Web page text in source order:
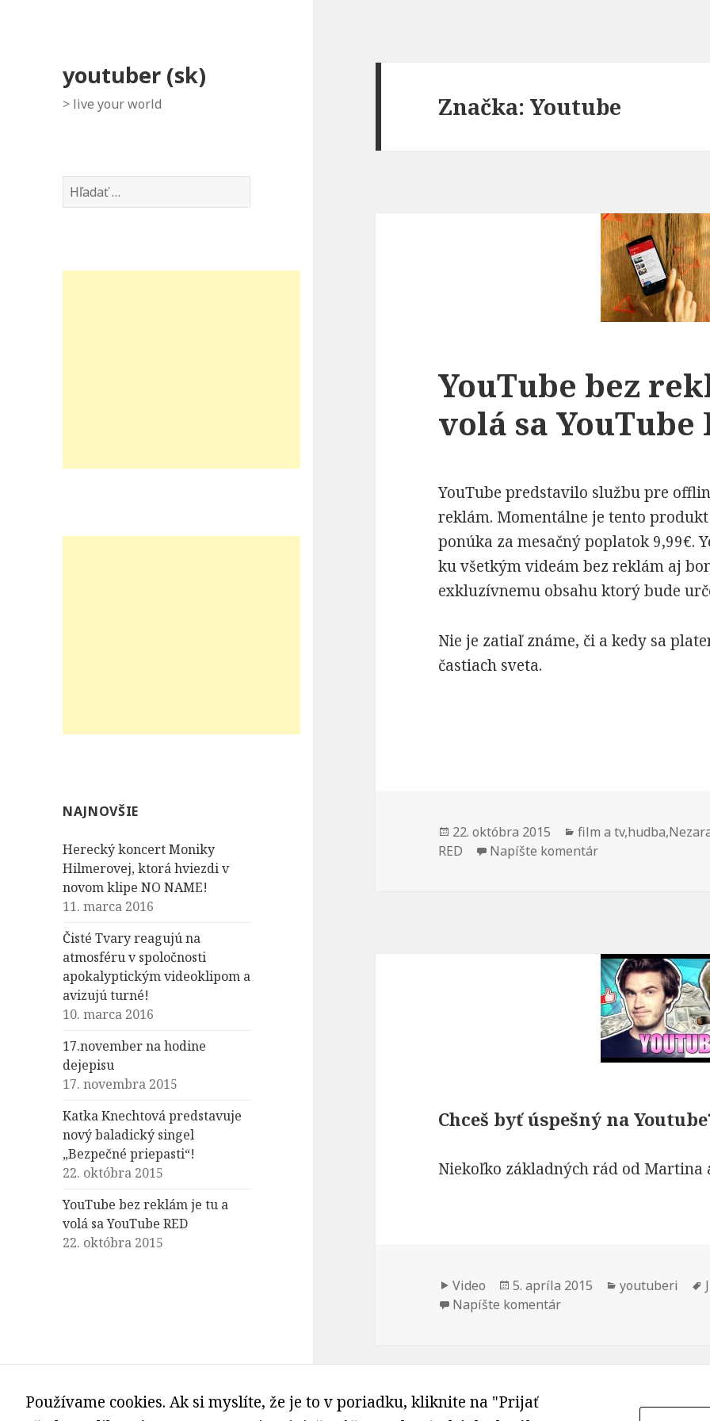
youtuber (sk)
> live your world
Hľadať:
NAJNOVŠIE
Herecký koncert Moniky
Hilmerovej, ktorá hviezdi v
novom klipe NO NAME!
11. marca 2016
Čisté Tvary reagujú na
atmosféru v spoločnosti
apokalyptickým videoklipom a
avizujú turné!
10. marca 2016
17.november na hodine
dejepisu
17. novembra 2015
Katka Knechtová predstavuje
nový baladický singel
„Bezpečné priepasti“!
22. októbra 2015
YouTube bez reklám je tu a
volá sa YouTube RED
22. októbra 2015
Značka:Youtube
YouTube bez
volá sa YouTube
YouTube predstavilo službu pre
reklám. Momentálne je tento
ponúka za mesačný poplatok 9,99€.
ku všetkým videám bez reklám aj
exkluzívnemu obsahu ktorý bude
Nie je zatiaľ známe, či a kedy sa
častiach sveta.
Publikované
22. októbra 2015 Kategórie
film a tv,hudba,
RED
Napíšte komentárk YouTube bez
Chceš byť úspešný na
Niekoľko základných rád od Martina
Formát
Video Publikované
5. apríla 2015 Kategórie
youtuberi
Napíšte komentárk Chceš byť úspešný na
Používame cookies. Ak si myslíte, že je to v poriadku, kliknite na "Prijať
Tieto súbory
cookie nie sú
voliteľné. Sú
potrebné pre
webovej
webovej
stránky na
Používateľská
spokojnosť
fungovala čo
najlepšie. Ak
cookie
zmiznú.